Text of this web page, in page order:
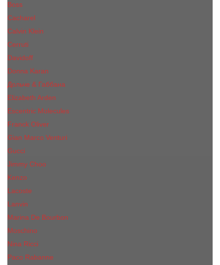
Boss
Cacharel
Calvin Klein
Cerruti
Davidoff
Donna Karan
Дольче & Габбана
Elizabeth Arden
Escentric Molecules
Franck Oliver
Gian Marco Venturi
Gucci
Jimmy Choo
Kenzo
Lacoste
Lanvin
Marina De Bourbon
Moschino
Nina Ricci
Paco Rabanne